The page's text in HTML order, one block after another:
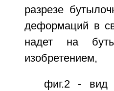
разрезе
деформаций в
надет на
изобретением,
фиг.2 - вид